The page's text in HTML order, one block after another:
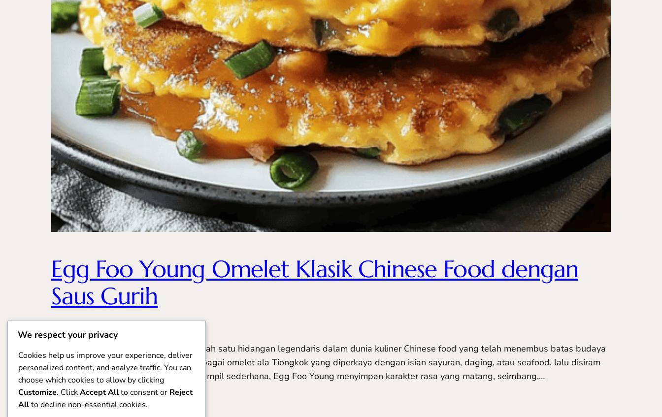
Egg Foo Young Omelet Klasik Chinese Food dengan
Saus Gurih
December 26, 2025Uncategorized
Egg Foo Young Omelet merupakan salah satu hidangan legendaris dalam dunia kuliner Chinese food yang telah menembus batas budaya
dan generasi. Hidangan ini dikenal sebagai omelet ala Tiongkok yang diperkaya dengan isian sayuran, daging, atau seafood, lalu disiram
saus kental bercita rasa gurih. Meski tampil sederhana, Egg Foo Young menyimpan karakter rasa yang matang, seimbang,…
We respect your privacy
Cookies help us improve your experience, deliver
personalized content, and analyze traffic. You can
choose which cookies to allow by clicking
Customize. ClickAccept Allto consent or Reject
Allto decline non-essential cookies.